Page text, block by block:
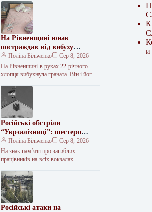
На Рівненщині юнак
постраждав від вибуху
гранати, привезеної батьком
із зони бойових дій
Поліна Більченко
Сер 8, 2026
На Рівненщині в руках 22-річного
хлопця вибухнула граната. Він і його
поранення. Про це повідомив
заступник…
Російські обстріли
“Укрзалізниці”: шестеро
загиблих залізничників за
п’ять днів
Поліна Більченко
Сер 8, 2026
На знак пам’яті про загиблих
працівників на всіх вокзалах
музика, а державні прапори
приспущені. За останні…
Російські атаки на
и